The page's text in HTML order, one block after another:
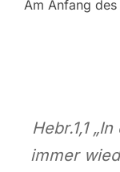
Am Anfang
Hebr.1,1
immer